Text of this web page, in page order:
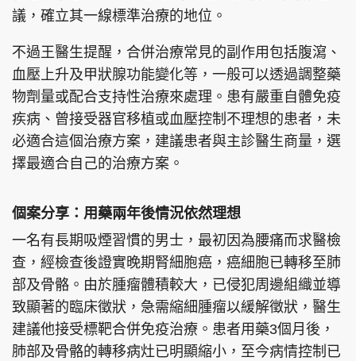
議，確立其一線標準治療的地位。
不過王醫生提醒，合併治療常見的副作用包括腹瀉、
血壓上升及甲狀腺功能變化等，一般可以透過調整藥
物劑量或配合支持性治療來處理。患有嚴重自體免疫
疾病、曾接受器官移植或血壓控制不理想的患者，未
必適合這個治療方案，建議患者與主診醫生商量，選
擇最適合自己的治療方案。
個案分享：用藥兩年後情況依然理想
一名有長期吸煙習慣的男士，最初因為腰痛而求醫檢
查，經檢查後證實晚期腎細胞癌，癌細胞已轉移至肺
部及骨骼。由於腫瘤體積較大，已侵犯周邊組織並導
致顯著的臨床徵狀，急需縮細腫瘤以緩解徵狀，醫生
建議他接受標靶合併免疫治療。患者用藥3個月後，
肺部及骨骼的轉移病灶已明顯縮小，至今病情控制已